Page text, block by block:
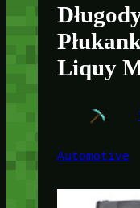
Liquy
Automotive